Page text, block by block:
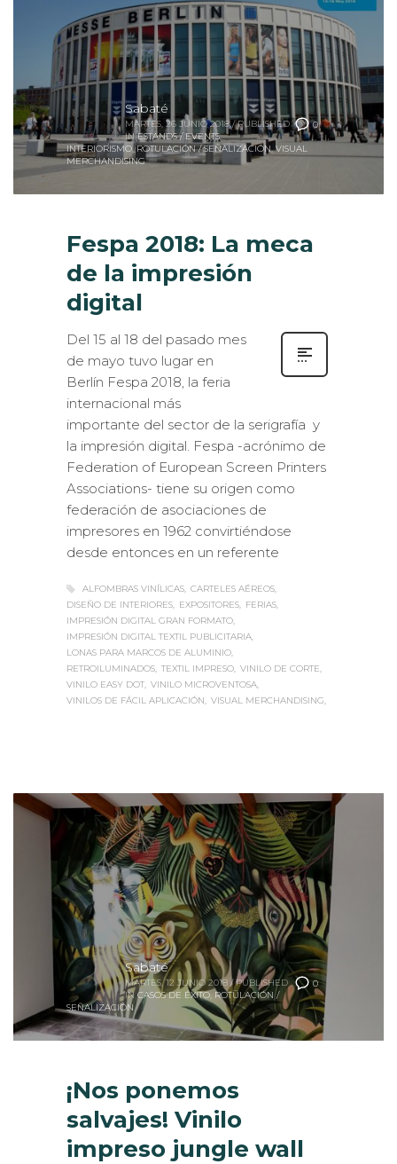
0
Sabaté
MARTES, 26 JUNIO 2018 / PUBLISHED
IN ESTANDS / EVENTS,
INTERIORISMO,ROTULACIÓN / SEÑALIZACIÓN,VISUAL
MERCHANDISING
Fespa 2018: La meca
de la impresión
digital
Del 15 al 18 del pasado mes
de mayo tuvo lugar en
Berlín Fespa 2018, la feria
internacional más
importante del sector de la serigrafía y
la impresión digital. Fespa -acrónimo de
Federation of European Screen Printers
Associations- tiene su origen como
federación de asociaciones de
impresores en 1962 convirtiéndose
desde entonces en un referente
ALFOMBRAS VINÍLICAS CARTELES AÉREOS
DISEÑO DE INTERIORES
EXPOSITORES
FERIAS
IMPRESIÓN DIGITAL GRAN FORMATO
IMPRESIÓN DIGITAL TEXTIL PUBLICITARIA
LONAS PARA MARCOS DE ALUMINIO
RETROILUMINADOS TEXTIL IMPRESO VINILO DE CORTE
VINILO EASY DOT VINILO MICROVENTOSA
VINILOS DE FÁCIL APLICACIÓN
VISUAL MERCHANDISING
0
Sabaté
MARTES, 12 JUNIO 2018 / PUBLISHED
IN CASOS DE ÉXITO ROTULACIÓN /
SEÑALIZACIÓN
¡Nos ponemos
salvajes! Vinilo
impreso jungle wall